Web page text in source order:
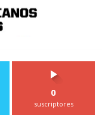
0
suscriptores